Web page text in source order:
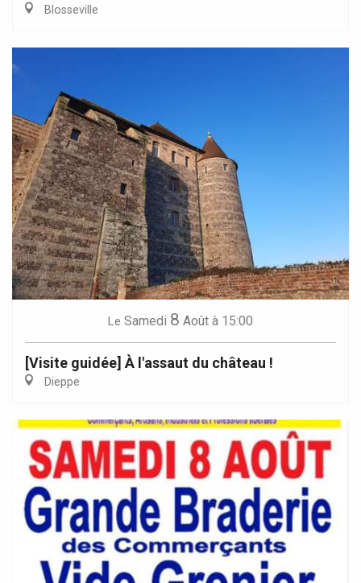
Blosseville
Le Samedi 8 Août à 15:00
[Visite guidée] À l'assaut du château !
Dieppe